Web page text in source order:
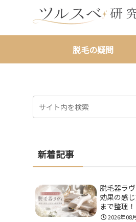
脱毛の疑問
新着記事
脱毛器ラ
効果の感
まで整理！
2026年08